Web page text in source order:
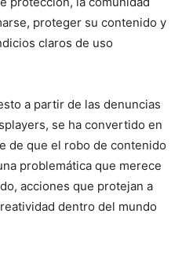
proteger su contenido y
claros de uso
a partir de las denuncias
se ha convertido en
de que el robo de contenido
problemática que merece
acciones que protejan a
dentro del mundo